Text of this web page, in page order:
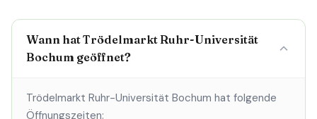
Wann hat Trödelmarkt Ruhr-Universität
Bochum geöffnet?
Trödelmarkt Ruhr-Universität Bochum hat folgende
Öffnungszeiten: